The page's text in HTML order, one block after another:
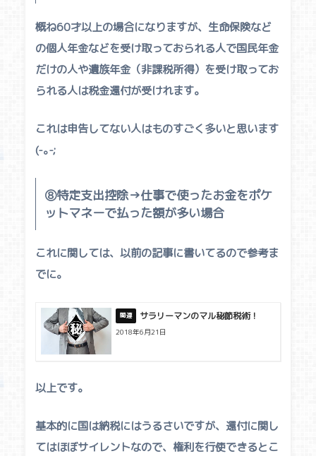
概ね60才以上の場合になりますが、生命保険など
の個人年金などを受け取っておられる人で国民年金
だけの人や遺族年金（非課税所得）を受け取ってお
られる人は税金還付が受けれます。
これは申告してない人はものすごく多いと思います
(-｡-;
⑧特定支出控除→仕事で使ったお金をポケ
ットマネーで払った額が多い場合
これに関しては、以前の記事に書いてるので参考ま
でに。
サラリーマンのマル秘節税術！
2018年6月21日
以上です。
基本的に国は納税にはうるさいですが、還付に関し
てはほぼサイレントなので、権利を行使できるとこ